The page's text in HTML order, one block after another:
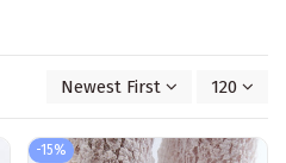
Newest First 120
-15%